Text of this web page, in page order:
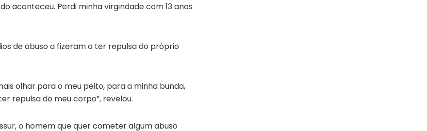
aconteceu. Perdi minha virgindade com 13 anos
de abuso a fizeram a ter repulsa do próprio
olhar para o meu peito, para a minha bunda,
repulsa do meu corpo”, revelou.
o homem que quer cometer algum abuso